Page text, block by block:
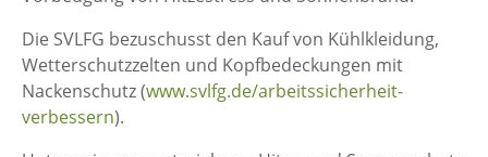
Die SVLFG bezuschusst den Kauf von Kühlkleidung,
Wetterschutzzelten und Kopfbedeckungen mit
Nackenschutz (www.svlfg.de/arbeitssicherheit-
verbessern).